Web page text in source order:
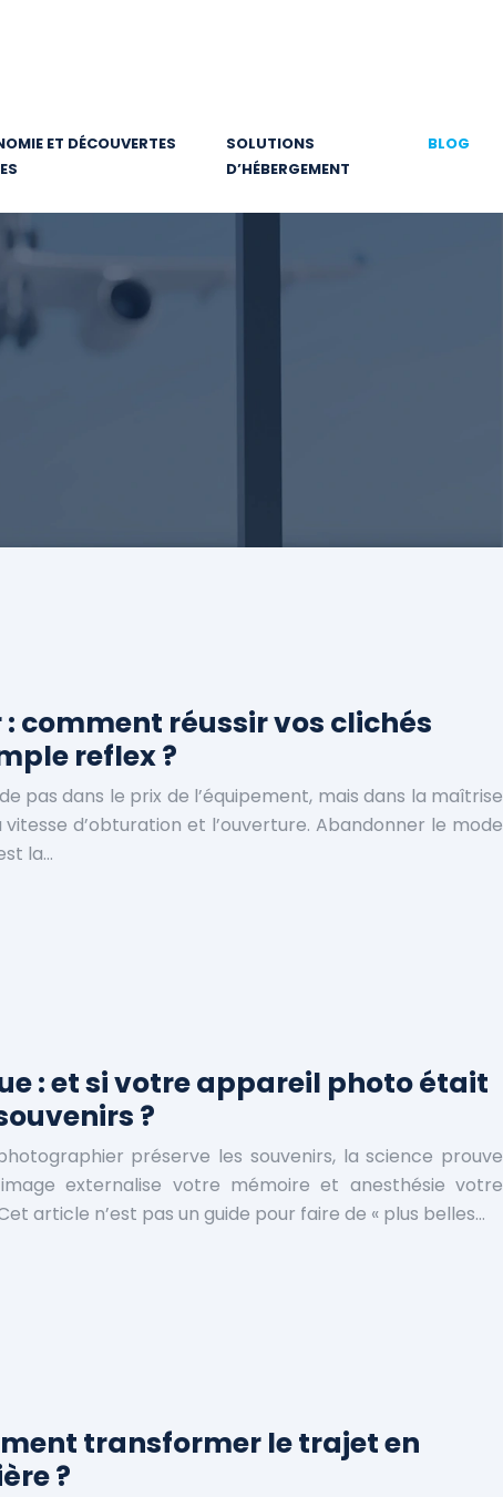
ET DÉCOUVERTES
SOLUTIONS
D’HÉBERGEMENT
BLOG
comment réussir vos clichés
reflex ?
pas dans le prix de l’équipement, mais dans la maîtrise
d’obturation et l’ouverture. Abandonner le mode
la…
: et si votre appareil photo était
?
préserve les souvenirs, la science prouve
externalise votre mémoire et anesthésie votre
article n’est pas un guide pour faire de « plus belles…
transformer le trajet en
?